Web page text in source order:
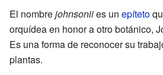
El nombrejohnsoniies un epíteto
orquídea en honor a otro botánico,
Es una forma de reconocer su
plantas.